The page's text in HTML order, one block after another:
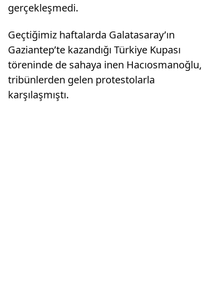
gerçekleşmedi.
Geçtiğimiz haftalarda Galatasaray’ın
Gaziantep’te kazandığı Türkiye Kupası
töreninde de sahaya inen Hacıosmanoğlu,
tribünlerden gelen protestolarla
karşılaşmıştı.